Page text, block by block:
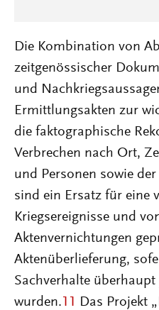
Die Kombination von
zeitgenössischer
und
Ermittlungsakten zur
die faktographische
Verbrechen nach Ort,
und Personen sowie
sind ein Ersatz für eine
Kriegsereignisse und
Aktenvernichtungen
Aktenüberlieferung,
Sachverhalte
wurden.11
Das Projekt